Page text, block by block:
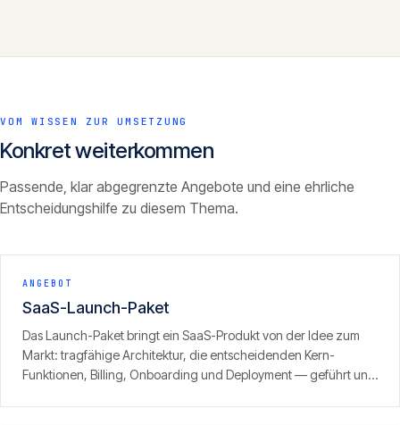
VOM WISSEN ZUR UMSETZUNG
Konkret weiterkommen
Passende, klar abgegrenzte Angebote und eine ehrliche
Entscheidungshilfe zu diesem Thema.
ANGEBOT
SaaS-Launch-Paket
Das Launch-Paket bringt ein SaaS-Produkt von der Idee zum
Markt: tragfähige Architektur, die entscheidenden Kern-
Funktionen, Billing, Onboarding und Deployment — geführt und